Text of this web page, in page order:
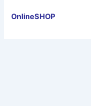
OnlineSHOP